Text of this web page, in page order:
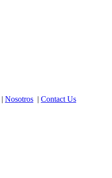
| Nosotros | Contact Us